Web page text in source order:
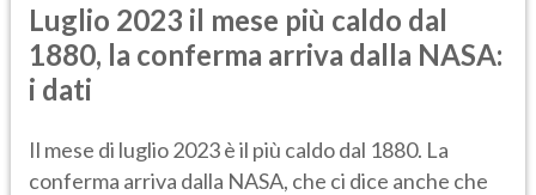
Luglio 2023 il mese più caldo dal
1880, la conferma arriva dalla NASA:
i dati
Il mese di luglio 2023 è il più caldo dal 1880. La
conferma arriva dalla NASA, che ci dice anche che